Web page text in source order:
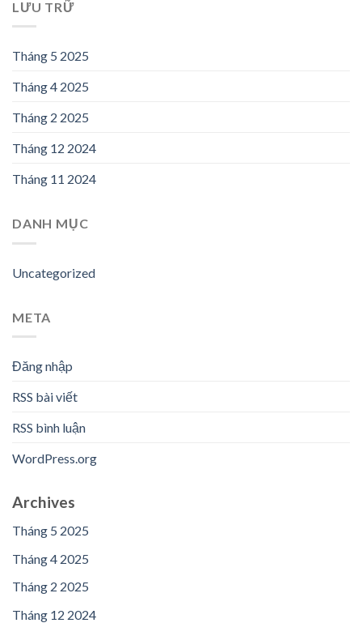
LƯU TRỮ
Tháng 5 2025
Tháng 4 2025
Tháng 2 2025
Tháng 12 2024
Tháng 11 2024
DANH MỤC
Uncategorized
META
Đăng nhập
RSS bài viết
RSS bình luận
WordPress.org
Archives
Tháng 5 2025
Tháng 4 2025
Tháng 2 2025
Tháng 12 2024